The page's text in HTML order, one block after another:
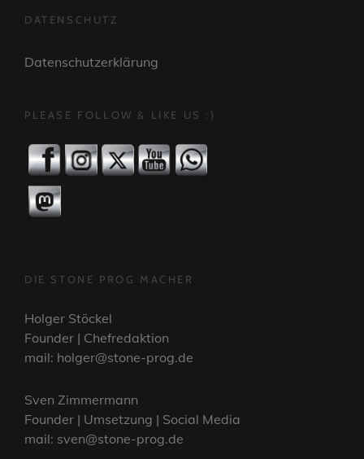
DATENSCHUTZ
Datenschutzerklärung
PLEASE FOLLOW & LIKE US :)
DIE STONE PROG MACHER
Holger Stöckel
Founder | Chefredaktion
mail: holger@stone-prog.de
Sven Zimmermann
Founder | Umsetzung | Social Media
mail: sven@stone-prog.de